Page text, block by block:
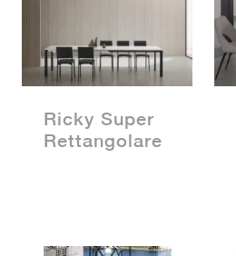
Ricky Super
Rettangolare